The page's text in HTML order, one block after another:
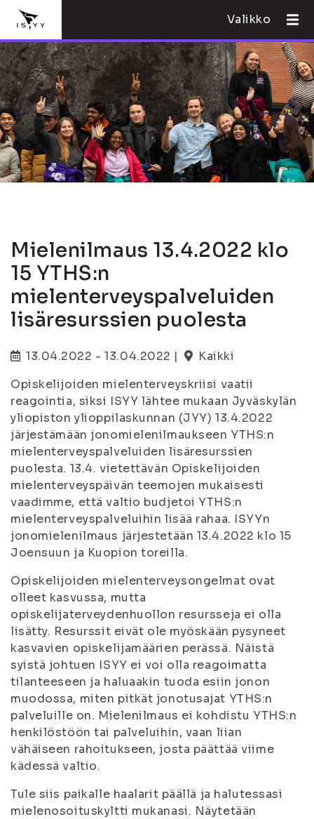
Valikko
Mielenilmaus 13.4.2022 klo
15 YTHS:n
mielenterveyspalveluiden
lisäresurssien puolesta
13.04.2022 - 13.04.2022 |
Kaikki
Opiskelijoiden mielenterveyskriisi vaatii
reagointia, siksi ISYY lähtee mukaan Jyväskylän
yliopiston ylioppilaskunnan (JYY) 13.4.2022
järjestämään jonomielenilmaukseen YTHS:n
mielenterveyspalveluiden lisäresurssien
puolesta. 13.4. vietettävän Opiskelijoiden
mielenterveyspäivän teemojen mukaisesti
vaadimme, että valtio budjetoi YTHS:n
mielenterveyspalveluihin lisää rahaa. ISYYn
jonomielenilmaus järjestetään 13.4.2022 klo 15
Joensuun ja Kuopion toreilla.
Opiskelijoiden mielenterveysongelmat ovat
olleet kasvussa, mutta
opiskelijaterveydenhuollon resursseja ei olla
lisätty. Resurssit eivät ole myöskään pysyneet
kasvavien opiskelijamäärien perässä. Näistä
syistä johtuen ISYY ei voi olla reagoimatta
tilanteeseen ja haluaakin tuoda esiin jonon
muodossa, miten pitkät jonotusajat YTHS:n
palveluille on. Mielenilmaus ei kohdistu YTHS:n
henkilöstöön tai palveluihin, vaan liian
vähäiseen rahoitukseen, josta päättää viime
kädessä valtio.
Tule siis paikalle haalarit päällä ja halutessasi
mielenosoituskyltti mukanasi. Näytetään